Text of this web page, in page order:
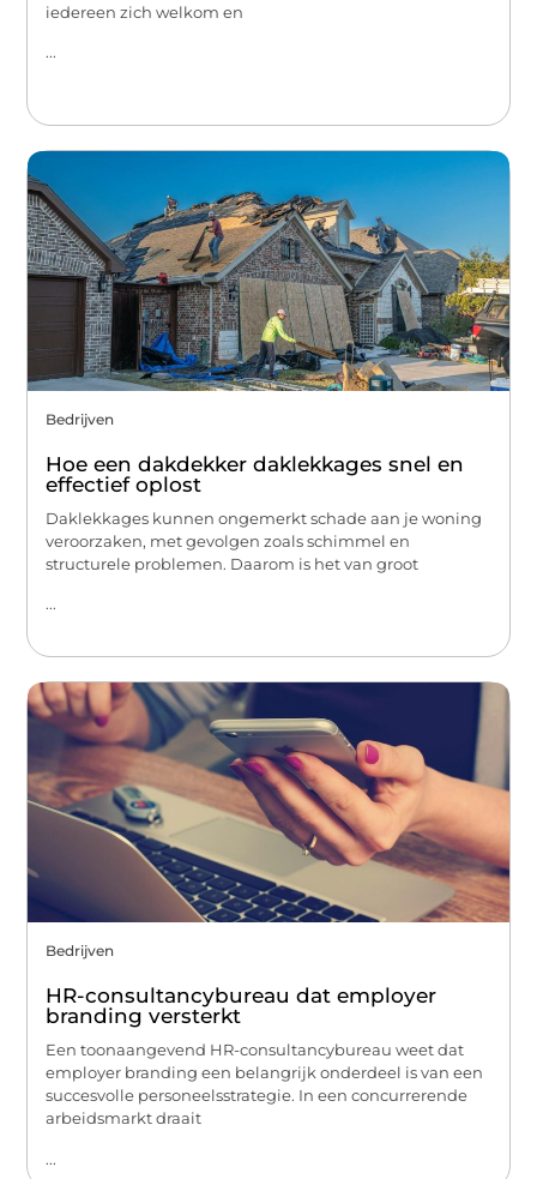
iedereen zich welkom en
...
Bedrijven
Hoe een dakdekker daklekkages snel en
effectief oplost
Daklekkages kunnen ongemerkt schade aan je woning
veroorzaken, met gevolgen zoals schimmel en
structurele problemen. Daarom is het van groot
...
Bedrijven
HR-consultancybureau dat employer
branding versterkt
Een toonaangevend HR-consultancybureau weet dat
employer branding een belangrijk onderdeel is van een
succesvolle personeelsstrategie. In een concurrerende
arbeidsmarkt draait
...